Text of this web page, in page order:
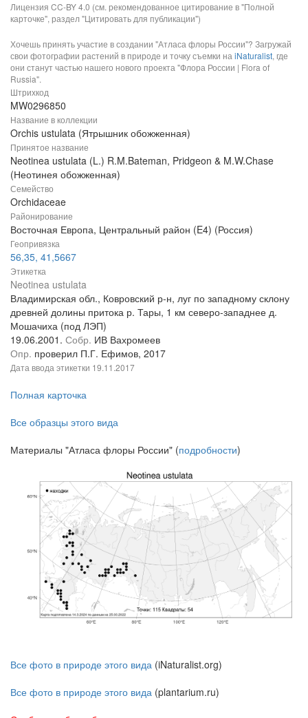
Лицензия CC-BY 4.0 (см. рекомендованное цитирование в "Полной
карточке", раздел "Цитировать для публикации")
Хочешь принять участие в создании "Атласа флоры России"? Загружай
свои фотографии растений в природе и точку съемки наiNaturalist, где
они станут частью нашего нового проекта "Флора России | Flora of
Russia".
Штрихкод
MW0296850
Название в коллекции
Orchis ustulata (Ятрышник обожженная)
Принятое название
Neotinea ustulata (L.) R.M.Bateman, Pridgeon & M.W.Chase
(Неотинея обожженная)
Семейство
Orchidaceae
Районирование
Восточная Европа, Центральный район (E4) (Россия)
Геопривязка
56,35, 41,5667
Этикетка
Neotinea ustulata
Владимирская обл., Ковровский р-н, луг по западному склону
древней долины притока р. Тары, 1 км северо-западнее д.
Мошачиха (под ЛЭП)
19.06.2001. Собр. ИВ Вахромеев
Опр. проверил П.Г. Ефимов, 2017
Дата ввода этикетки 19.11.2017
Полная карточка
Все образцы этого вида
Материалы "Атласа флоры России" (подробности)
Все фото в природе этого вида (iNaturalist.org)
Все фото в природе этого вида (plantarium.ru)